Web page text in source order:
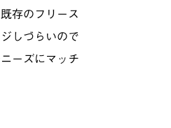
存のフリース
しづらいので
ーズにマッチ